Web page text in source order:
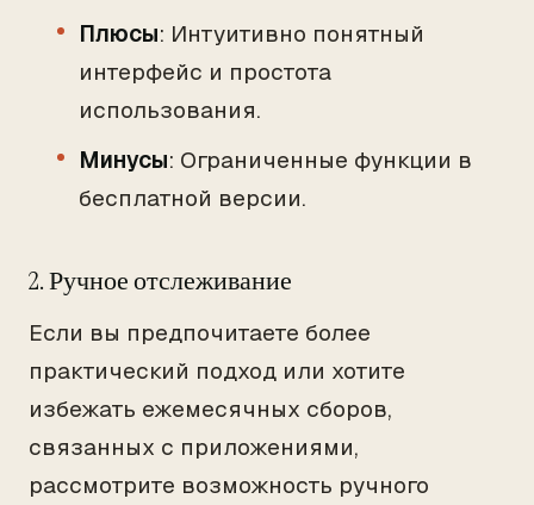
Плюсы: Интуитивно понятный
интерфейс и простота
использования.
Минусы: Ограниченные функции в
бесплатной версии.
2. Ручное отслеживание
Если вы предпочитаете более
практический подход или хотите
избежать ежемесячных сборов,
связанных с приложениями,
рассмотрите возможность ручного